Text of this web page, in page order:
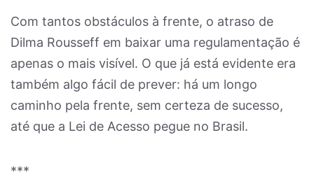
Com tantos obstáculos à frente, o atraso de
Dilma Rousseff em baixar uma regulamentação é
apenas o mais visível. O que já está evidente era
também algo fácil de prever: há um longo
caminho pela frente, sem certeza de sucesso,
até que a Lei de Acesso pegue no Brasil.
***